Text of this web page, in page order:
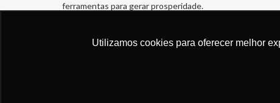
Utilizamos cookies para oferecer melhor
ferramentas para gerar prosperidade.